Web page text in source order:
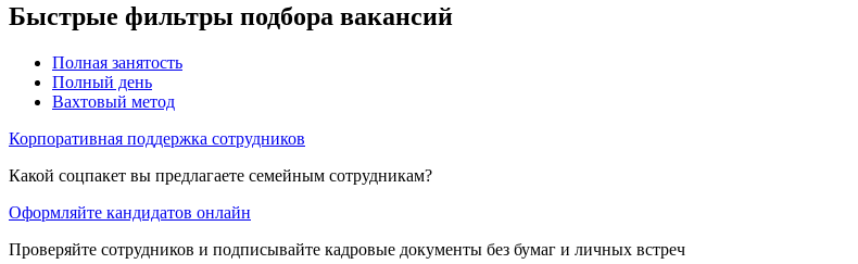
Быстрые фильтры подбора вакансий
Полная занятость
Полный день
Вахтовый метод
Корпоративная поддержка сотрудников
Какой соцпакет вы предлагаете семейным сотрудникам?
Оформляйте кандидатов онлайн
Проверяйте сотрудников и подписывайте кадровые документы без бумаг и личных встреч